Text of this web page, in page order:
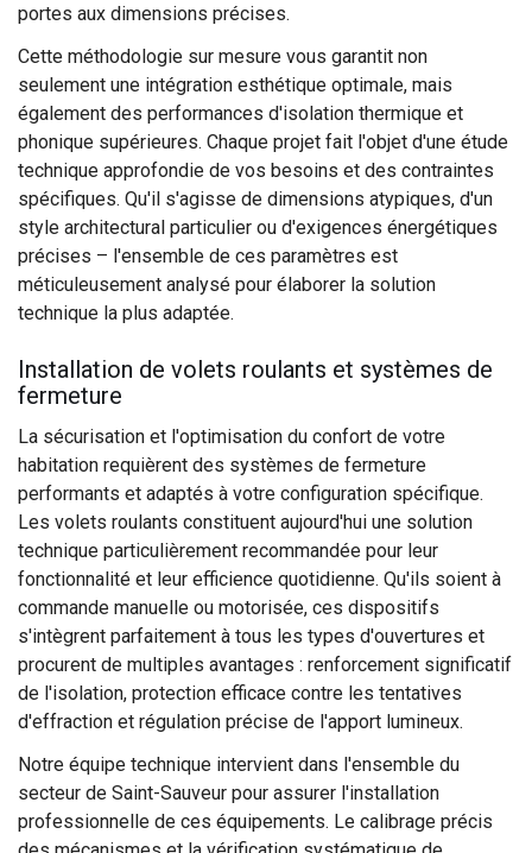
portes aux dimensions précises.
Cette méthodologie sur mesure vous garantit non
seulement une intégration esthétique optimale, mais
également des performances d'isolation thermique et
phonique supérieures. Chaque projet fait l'objet d'une étude
technique approfondie de vos besoins et des contraintes
spécifiques. Qu'il s'agisse de dimensions atypiques, d'un
style architectural particulier ou d'exigences énergétiques
précises – l'ensemble de ces paramètres est
méticuleusement analysé pour élaborer la solution
technique la plus adaptée.
Installation de volets roulants et systèmes de
fermeture
La sécurisation et l'optimisation du confort de votre
habitation requièrent des systèmes de fermeture
performants et adaptés à votre configuration spécifique.
Les volets roulants constituent aujourd'hui une solution
technique particulièrement recommandée pour leur
fonctionnalité et leur efficience quotidienne. Qu'ils soient à
commande manuelle ou motorisée, ces dispositifs
s'intègrent parfaitement à tous les types d'ouvertures et
procurent de multiples avantages : renforcement significatif
de l'isolation, protection efficace contre les tentatives
d'effraction et régulation précise de l'apport lumineux.
Notre équipe technique intervient dans l'ensemble du
secteur de Saint-Sauveur pour assurer l'installation
professionnelle de ces équipements. Le calibrage précis